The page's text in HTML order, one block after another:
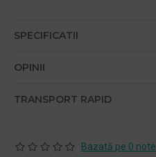
SPECIFICATII
OPINII
TRANSPORT RAPID
Bazată pe 0 note.